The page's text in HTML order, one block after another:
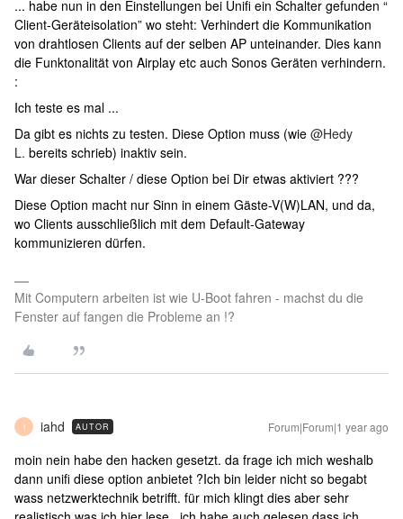
... habe nun in den Einstellungen bei Unifi ein Schalter gefunden “
Client-Geräteisolation” wo steht: Verhindert die Kommunikation
von drahtlosen Clients auf der selben AP unteinander. Dies kann
die Funktonalität von Airplay etc auch Sonos Geräten verhindern.
:
Ich teste es mal ...
Da gibt es nichts zu testen. Diese Option muss (wie ​ @Hedy
L. bereits schrieb) inaktiv sein.
War dieser Schalter / diese Option bei Dir etwas aktiviert ???
Diese Option macht nur Sinn in einem Gäste-V(W)LAN, und da,
wo Clients ausschließlich mit dem Default-Gateway
kommunizieren dürfen.
Mit Computern arbeiten ist wie U-Boot fahren - machst du die
Fenster auf fangen die Probleme an !?
I iahd AUTOR Forum|Forum|1 year ago
moin nein habe den hacken gesetzt. da frage ich mich weshalb
dann unifi diese option anbietet ?Ich bin leider nicht so begabt
wass netzwerktechnik betrifft. für mich klingt dies aber sehr